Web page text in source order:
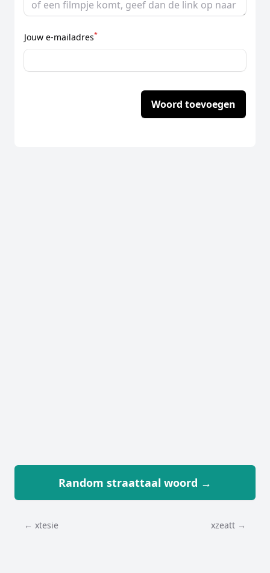
Jouw e-mailadres*
Woord toevoegen
Random straattaal woord →
← xtesie xzeatt →